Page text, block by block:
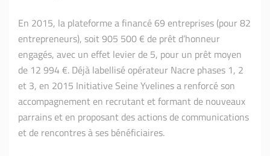
En 2015, la plateforme a financé 69 entreprises (pour 82
entrepreneurs), soit 905 500 € de prêt d’honneur
engagés, avec un effet levier de 5, pour un prêt moyen
de 12 994 €. Déjà labellisé opérateur Nacre phases 1, 2
et 3, en 2015 Initiative Seine Yvelines a renforcé son
accompagnement en recrutant et formant de nouveaux
parrains et en proposant des actions de communications
et de rencontres à ses bénéficiaires.